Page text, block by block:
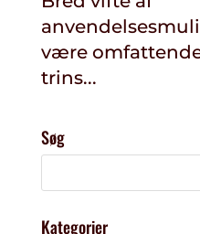
være
trins...
Søg
Kategorier